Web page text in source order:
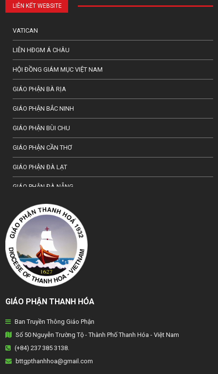
LIÊN KẾT WEBSITE
VATICAN
LIÊN HĐGM Á CHÂU
HỘI ĐỒNG GIÁM MỤC VIỆT NAM
GIÁO PHẬN BÀ RỊA
GIÁO PHẬN BẮC NINH
GIÁO PHẬN BÙI CHU
GIÁO PHẬN CẦN THƠ
GIÁO PHẬN ĐÀ LẠT
GIÁO PHẬN ĐÀ NẴNG
TỔNG GIÁO PHẬN HÀ NỘI
GIÁO PHẬN HẢI PHÒNG
TỔNG GIÁO PHẬN HUẾ
GIÁO PHẬN HƯNG HOÁ
GIÁO PHẬN KON TUM
GIÁO PHẬN LẠNG SƠN
GIÁO PHẬN LONG XUYÊN
GIÁO PHẬN PHAN THIẾT
GIÁO PHẬN THANH HÓA
Ban Truyền Thông Giáo Phận
Số 50 Nguyễn Trường Tộ - Thành Phố Thanh Hóa - Việt Nam
(+84) 237 385 3138.
bttgpthanhhoa@gmail.com